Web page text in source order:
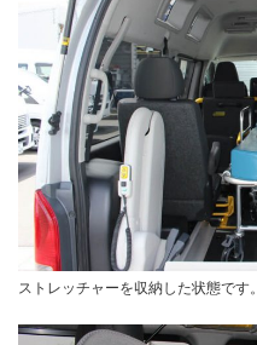
ストレッチャーを収納した状態です。